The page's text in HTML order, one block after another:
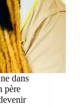
dans
père